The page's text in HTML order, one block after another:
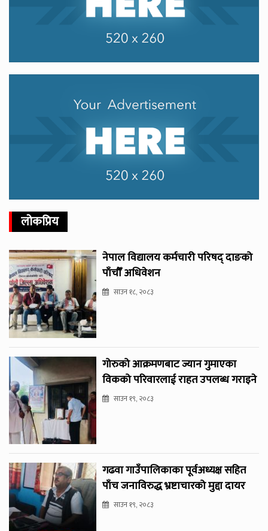
लोकप्रिय
नेपाल विद्यालय कर्मचारी परिषद् दाङको
पाँचौँ अधिवेशन
साउन १८, २०८३
गोरुको आक्रमणबाट ज्यान गुमाएका
विकको परिवारलाई राहत उपलब्ध गराइने
साउन १९, २०८३
गढवा गाउँपालिकाका पूर्वअध्यक्ष सहित
पाँच जनाविरुद्ध भ्रष्टाचारको मुद्दा दायर
साउन १९, २०८३